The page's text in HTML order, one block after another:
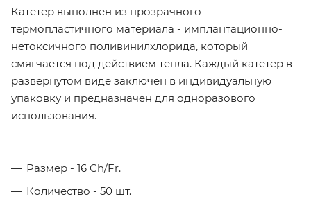
Катетер выполнен из прозрачного
термопластичного материала - имплантационно-
нетоксичного поливинилхлорида, который
смягчается под действием тепла. Каждый катетер в
развернутом виде заключен в индивидуальную
упаковку и предназначен для одноразового
использования.
Размер - 16 Ch/Fr.
Количество - 50 шт.